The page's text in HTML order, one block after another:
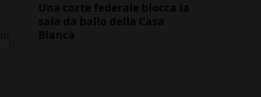
Una corte federale blocca la
sala da ballo della Casa
Bianca